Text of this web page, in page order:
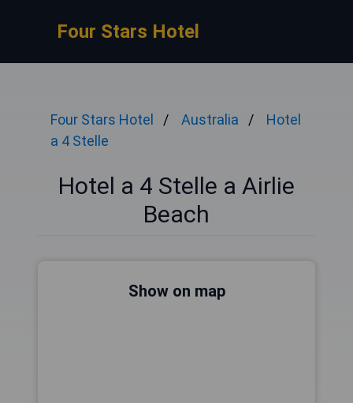
Four Stars Hotel
Four Stars Hotel Australia
Hotel
a 4 Stelle
Hotel a 4 Stelle a Airlie
Beach
Show on map